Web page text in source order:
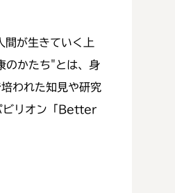
間が生きていく上
のかたち"とは、身
われた知見や研究
ビリオン「Better